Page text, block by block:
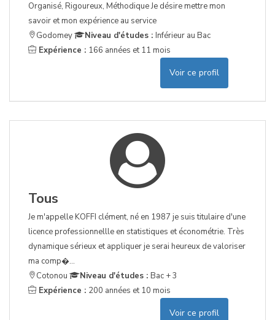
Organisé, Rigoureux, Méthodique Je désire mettre mon
savoir et mon expérience au service
Godomey
Niveau d'études : Inférieur au Bac
Expérience : 166 années et 11 mois
Voir ce profil
Tous
Je m'appelle KOFFI clément, né en 1987 je suis titulaire d'une
licence professionnellle en statistiques et économétrie. Très
dynamique sérieux et appliquer je serai heureux de valoriser
ma comp�...
Cotonou
Niveau d'études : Bac + 3
Expérience : 200 années et 10 mois
Voir ce profil